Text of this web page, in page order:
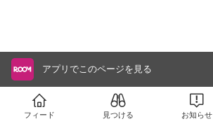
アプリでこのページを見る
フィード 見つける お知らせ